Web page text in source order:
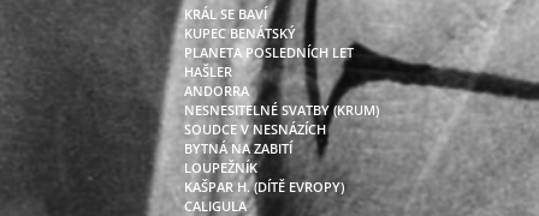
KRÁL SE BAVÍ
KUPEC BENÁTSKÝ
PLANETA POSLEDNÍCH LET
HAŠLER
ANDORRA
NESNESITELNÉ SVATBY (KRUM)
SOUDCE V NESNÁZÍCH
BYTNÁ NA ZABITÍ
LOUPEŽNÍK
KAŠPAR H. (DÍTĚ EVROPY)
CALIGULA